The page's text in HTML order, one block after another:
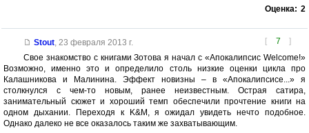
Оценка: 2
[ 7 ]
Stout, 23 февраля 2013 г.
Свое знакомство с книгами Зотова я начал с «Апокалипсис Welcome!»
Возможно, именно это и определило столь низкие оценки цикла про
Калашникова и Малинина. Эффект новизны – в «Апокалипсисе...» я
столкнулся с чем-то новым, ранее неизвестным. Острая сатира,
занимательный сюжет и хороший темп обеспечили прочтение книги на
одном дыхании. Переходя к K&M, я ожидал увидеть нечто подобное.
Однако далеко не все оказалось таким же захватывающим.